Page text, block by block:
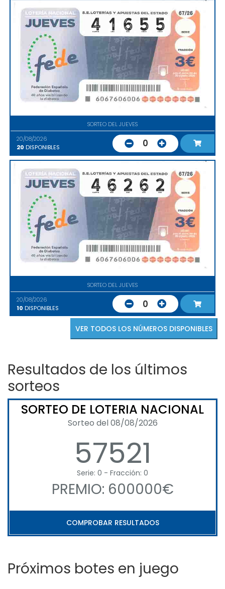
SORTEO DEL JUEVES
20/08/2026
20 DISPONIBLES 0
SORTEO DEL JUEVES
20/08/2026
10 DISPONIBLES 0
VER TODOS LOS NÚMEROS DISPONIBLES
Resultados de los últimos
sorteos
SORTEO DE LOTERIA NACIONAL
Sorteo del 08/08/2026
57521
Serie: 0 - Fracción: 0
PREMIO: 600000€
COMPROBAR RESULTADOS
Próximos botes en juego